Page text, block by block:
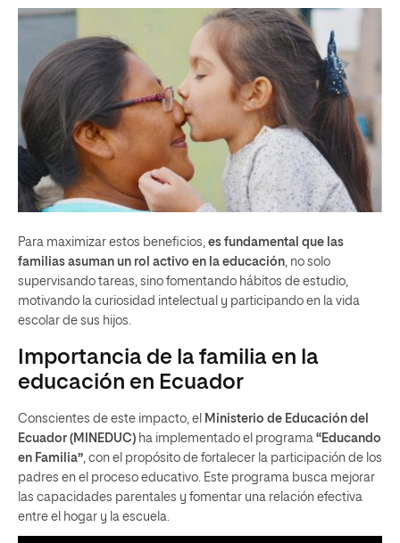
Para maximizar estos beneficios, es fundamental que las
familias asuman un rol activo en la educación, no solo
supervisando tareas, sino fomentando hábitos de estudio,
motivando la curiosidad intelectual y participando en la vida
escolar de sus hijos.
Importancia de la familia en la
educación en Ecuador
Conscientes de este impacto, el Ministerio de Educación del
Ecuador (MINEDUC) ha implementado el programa “Educando
en Familia”, con el propósito de fortalecer la participación de los
padres en el proceso educativo. Este programa busca mejorar
las capacidades parentales y fomentar una relación efectiva
entre el hogar y la escuela.